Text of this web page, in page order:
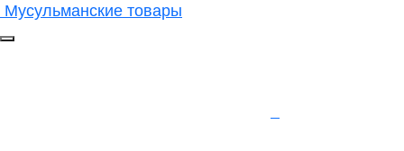
Мусульманские товары